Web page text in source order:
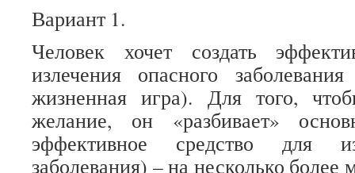
Вариант 1.
Человек хочет создать
излечения опасного
жизненная игра). Для того,
желание, он «разбивает»
эффективное средство для
заболевания) – на несколько более